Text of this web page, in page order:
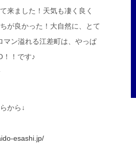
来ました！天気も凄く良く
が良かった！大自然に、とて
マン溢れる江差町は、やっぱ
！！です♪
から↓
esashi.jp/